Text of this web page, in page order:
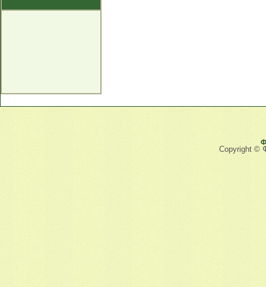
Copyright ©